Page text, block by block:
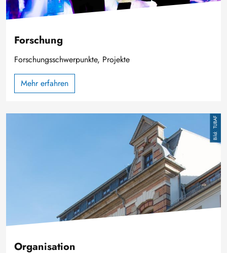
Forschung
Forschungsschwerpunkte, Projekte
Mehr erfahren
TUBAF
Organisation